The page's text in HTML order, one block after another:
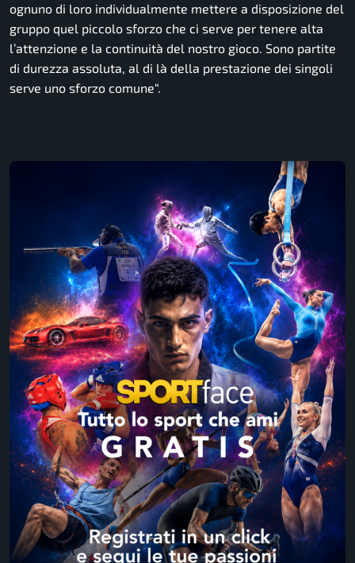
ognuno di loro individualmente mettere a disposizione del
gruppo quel piccolo sforzo che ci serve per tenere alta
l’attenzione e la continuità del nostro gioco. Sono partite
di durezza assoluta, al di là della prestazione dei singoli
serve uno sforzo comune“.